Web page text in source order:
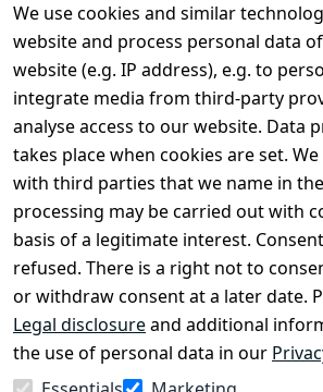
We use cookies and similar
website and process personal data
website (e.g. IP address), e.g. to
integrate media from third-party
analyse access to our website. Data
takes place when cookies are set.
with third parties that we name in
processing may be carried out with
basis of a legitimate interest.
refused. There is a right not to
or withdraw consent at a later date.
Legal disclosureand additional
the use of personal data in our
Legal
Terms and
Conditions
Legal
disclosure
Privacy Policy
Declaration of
accessibility
Cancellation
rights
Contact
Register
Withdraw